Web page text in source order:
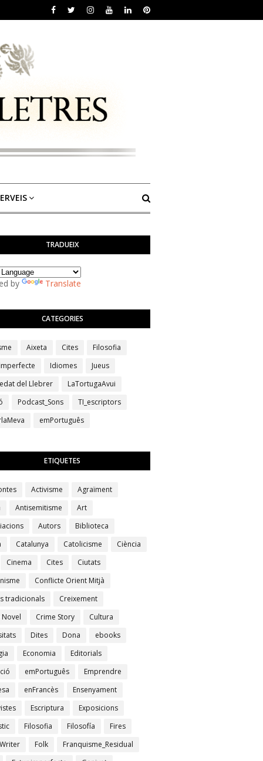
TRADUEIX
by Translate
CATEGORIES
Aixeta Cites
Filosofia
Idiomes
Jueus
del Llebrer
LaTortugaAvui
Podcast_Sons
TI_escriptors
emPortuguês
ETIQUETES
Activisme
Agraïment
Antisemitisme
Art
Autors
Biblioteca
Catalunya Catolicisme
Ciència
Cinema Cites
Ciutats
Conflicte Orient Mitjà
tradicionals
Creixement
Novel
Crime Story
Cultura
Dites Dona
ebooks
Economia
Editorials
emPortuguês
Emprendre
enFrancès
Ensenyament
Escriptura
Exposicions
Filosofia Filosofía
Fires
Folk
Franquisme_Residual